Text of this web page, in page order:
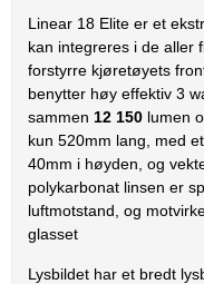
Linear 18 Elite er et
kan integreres i de aller
forstyrre kjøretøyets
benytter høy effektiv 3
sammen 12 150 lumen
kun 520mm lang, med
40mm i høyden, og
polykarbonat linsen er
luftmotstand, og
glasset
Lysbildet har et bredt